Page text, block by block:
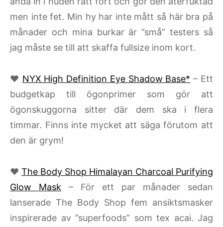
men inte fet. Min hy har inte mått så här bra på
månader och mina burkar är ”små” testers så
jag måste se till att skaffa fullsize inom kort.
♥ NYX High Definition Eye Shadow Base* – Ett
budgetkap till ögonprimer som gör att
ögonskuggorna sitter där dem ska i flera
timmar. Finns inte mycket att säga förutom att
den är grym!
♥ The Body Shop Himalayan Charcoal Purifying
Glow Mask – För ett par månader sedan
lanserade The Body Shop fem ansiktsmasker
inspirerade av ”superfoods” som tex acai. Jag